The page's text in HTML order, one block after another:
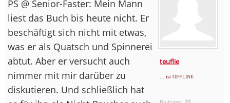
teuflie
... ist OFFLINE
PS @ Senior-Faster: Mein Mann
liest das Buch bis heute nicht. Er
beschäftigt sich nicht mit etwas,
was er als Quatsch und Spinnerei
abtut. Aber er versucht auch
nimmer mit mir darüber zu
diskutieren. Und schließlich hat